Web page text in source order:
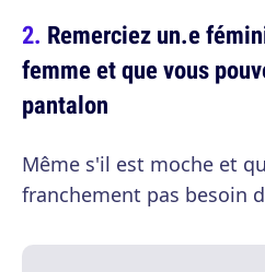
Remerciez un.e
femme et que vous
pantalon
Même s'il est moche et
franchement pas besoin